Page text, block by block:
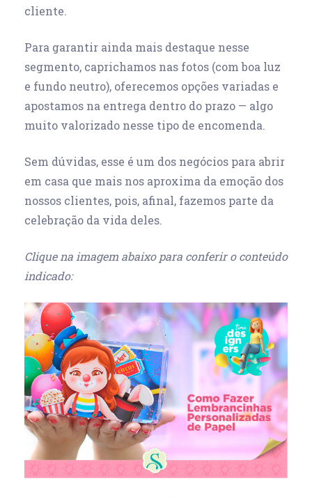
cliente.
Para garantir ainda mais destaque nesse
segmento, caprichamos nas fotos (com boa luz
e fundo neutro), oferecemos opções variadas e
apostamos na entrega dentro do prazo — algo
muito valorizado nesse tipo de encomenda.
Sem dúvidas, esse é um dos negócios para abrir
em casa que mais nos aproxima da emoção dos
nossos clientes, pois, afinal, fazemos parte da
celebração da vida deles.
Clique na imagem abaixo para conferir o conteúdo
indicado: